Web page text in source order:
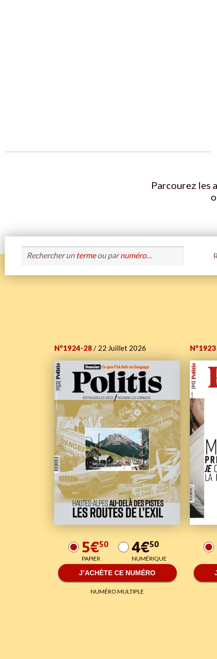
Parcourez les
Rechercher un termeou parnuméro…
N°1924-28/ 22 Juillet 2026
5€50
PAPIER 4€50
NUMÉRIQUE
J’ACHÈTE CE NUMÉRO
NUMÉRO MULTIPLE
N°1923